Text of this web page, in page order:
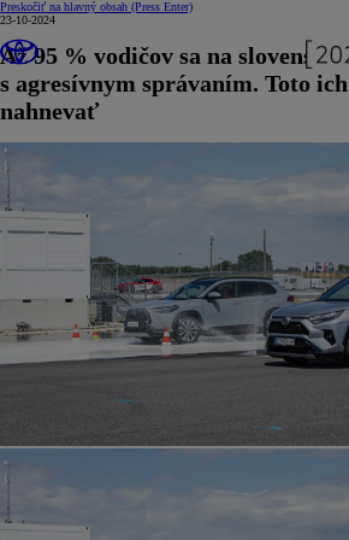
Preskočiť na hlavný obsah (Press Enter)
23-10-2024
Až 95 % vodičov sa na
s agresívnym správaním. Toto
nahnevať